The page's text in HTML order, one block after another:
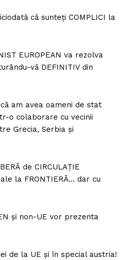
că sunteți COMPLICI la
EUROPEAN va rezolva
vă DEFINITIV din
am avea oameni de stat
o colaborare cu vecinii
Grecia, Serbia și
de CIRCULAȚIE
la FRONTIERĂ… dar cu
și non-UE vor prezenta
de la UE și în special austria!